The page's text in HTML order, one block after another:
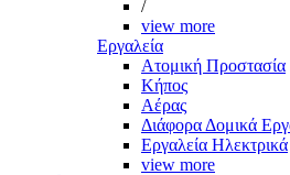
/
view more
Εργαλεία
Aτομική Προστασία
Kήπος
Αέρας
Διάφορα Δομικά
Εργαλεία Ηλεκτρικά
view more